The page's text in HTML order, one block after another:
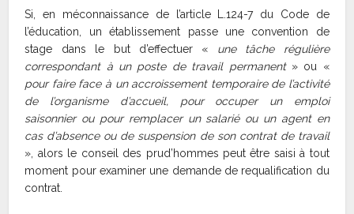
Si, en méconnaissance de l’article L.124-7 du Code de
l’éducation, un établissement passe une convention de
stage dans le but d’effectuer « une tâche régulière
correspondant à un poste de travail permanent» ou «
pour faire face à un accroissement temporaire de l’activité
de l’organisme d’accueil, pour occuper un emploi
saisonnier ou pour remplacer un salarié ou un agent en
cas d’absence ou de suspension de son contrat de travail
», alors le conseil des prud’hommes peut être saisi à tout
moment pour examiner une demande de requalification du
contrat.